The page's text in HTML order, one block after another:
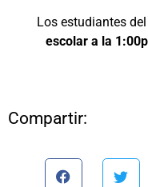
Los estudiantes
escolar a la
Compartir: